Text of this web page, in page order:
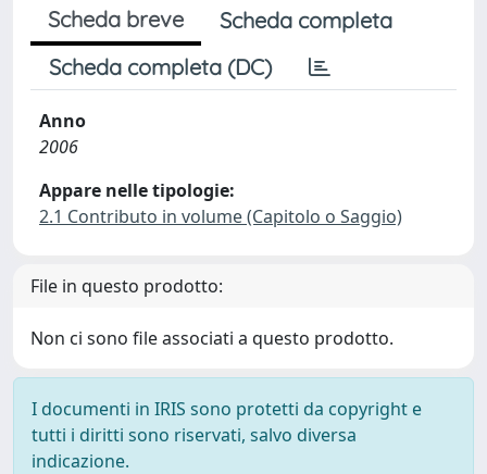
Scheda breve
Scheda completa
Scheda completa (DC)
Anno
2006
Appare nelle tipologie:
2.1 Contributo in volume (Capitolo o Saggio)
File in questo prodotto:
Non ci sono file associati a questo prodotto.
I documenti in IRIS sono protetti da copyright e
tutti i diritti sono riservati, salvo diversa
indicazione.